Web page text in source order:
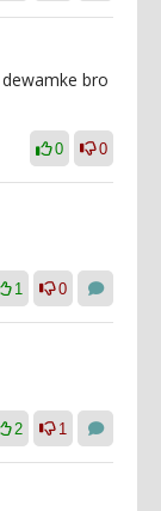
bro
0 0
1 0
2 1